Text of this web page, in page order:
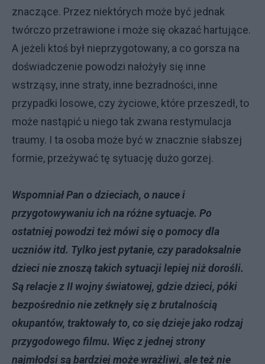
znaczące. Przez niektórych może być jednak
twórczo przetrawione i może się okazać hartujące.
A jeżeli ktoś był nieprzygotowany, a co gorsza na
doświadczenie powodzi nałożyły się inne
wstrząsy, inne straty, inne bezradności, inne
przypadki losowe, czy życiowe, które przeszedł, to
może nastąpić u niego tak zwana restymulacja
traumy. I ta osoba może być w znacznie słabszej
formie, przeżywać tę sytuację dużo gorzej.
Wspomniał Pan o dzieciach, o nauce i
przygotowywaniu ich na różne sytuacje. Po
ostatniej powodzi też mówi się o pomocy dla
uczniów itd. Tylko jest pytanie, czy paradoksalnie
dzieci nie znoszą takich sytuacji lepiej niż dorośli.
Są relacje z II wojny światowej, gdzie dzieci, póki
bezpośrednio nie zetknęły się z brutalnością
okupantów, traktowały to, co się dzieje jako rodzaj
przygodowego filmu. Więc z jednej strony
najmłodsi są bardziej może wrażliwi, ale też nie